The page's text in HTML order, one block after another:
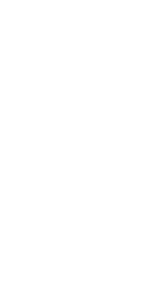
Este lunes, el
Alameda Principal,
últimos meses el
y peatones, algo
Según ha
van a estar
coincida con el del
se va a realizar la